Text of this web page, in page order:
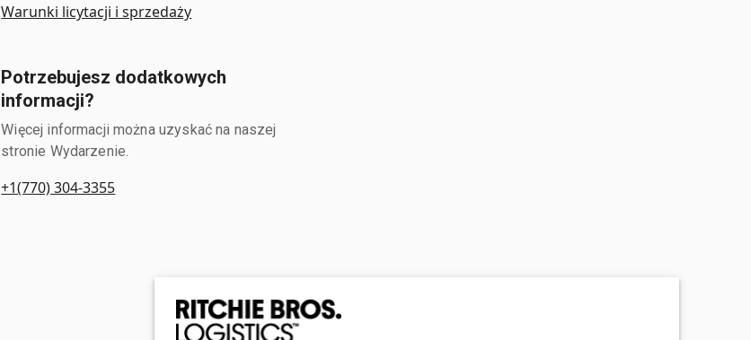
Warunki licytacji i sprzedaży
Potrzebujesz dodatkowych
informacji?
Więcej informacji można uzyskać na naszej
stronie Wydarzenie.
+1(770) 304-3355